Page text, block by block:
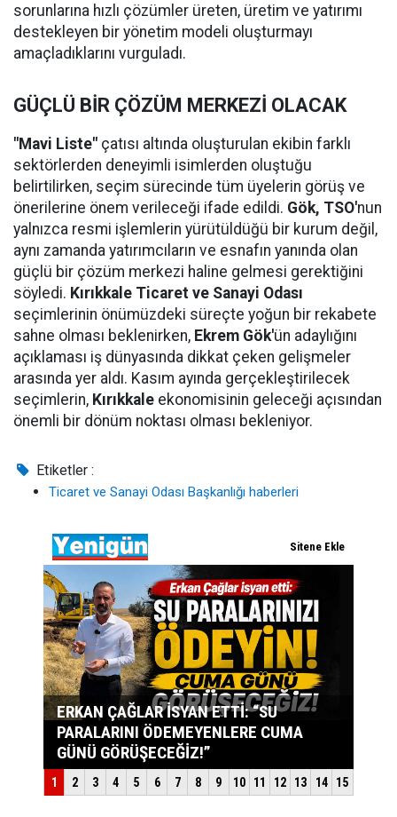
sorunlarına hızlı çözümler üreten, üretim ve yatırımı
destekleyen bir yönetim modeli oluşturmayı
amaçladıklarını vurguladı.
GÜÇLÜ BİR ÇÖZÜM MERKEZİ OLACAK
"Mavi Liste" çatısı altında oluşturulan ekibin farklı
sektörlerden deneyimli isimlerden oluştuğu
belirtilirken, seçim sürecinde tüm üyelerin görüş ve
önerilerine önem verileceği ifade edildi. Gök, TSO'nun
yalnızca resmi işlemlerin yürütüldüğü bir kurum değil,
aynı zamanda yatırımcıların ve esnafın yanında olan
güçlü bir çözüm merkezi haline gelmesi gerektiğini
söyledi. Kırıkkale Ticaret ve Sanayi Odası
seçimlerinin önümüzdeki süreçte yoğun bir rekabete
sahne olması beklenirken, Ekrem Gök'ün adaylığını
açıklaması iş dünyasında dikkat çeken gelişmeler
arasında yer aldı. Kasım ayında gerçekleştirilecek
seçimlerin, Kırıkkale ekonomisinin geleceği açısından
önemli bir dönüm noktası olması bekleniyor.
Etiketler :
Ticaret ve Sanayi Odası Başkanlığı haberleri